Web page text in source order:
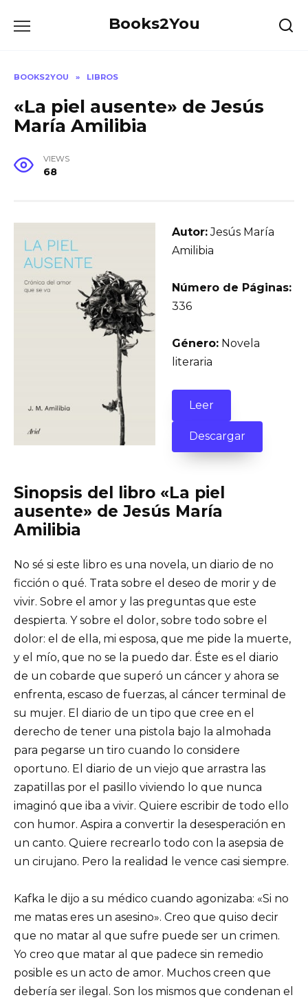
Books2You
BOOKS2YOU » LIBROS
«La piel ausente» de Jesús
María Amilibia
VIEWS
68
Autor:Jesús María
Amilibia
Número de Páginas:
336
Género: Novela
literaria
Leer
Descargar
Sinopsis del libro «La piel
ausente» de Jesús María
Amilibia
No sé si este libro es una novela, un diario de no
ficción o qué. Trata sobre el deseo de morir y de
vivir. Sobre el amor y las preguntas que este
despierta. Y sobre el dolor, sobre todo sobre el
dolor: el de ella, mi esposa, que me pide la muerte,
y el mío, que no se la puedo dar. Éste es el diario
de un cobarde que superó un cáncer y ahora se
enfrenta, escaso de fuerzas, al cáncer terminal de
su mujer. El diario de un tipo que cree en el
derecho de tener una pistola bajo la almohada
para pegarse un tiro cuando lo considere
oportuno. El diario de un viejo que arrastra las
zapatillas por el pasillo viviendo lo que nunca
imaginó que iba a vivir. Quiere escribir de todo ello
con humor. Aspira a convertir la desesperación en
un canto. Quiere recrearlo todo con la asepsia de
un cirujano. Pero la realidad le vence casi siempre.
Kafka le dijo a su médico cuando agonizaba: «Si no
me matas eres un asesino». Creo que quiso decir
que no matar al que sufre puede ser un crimen.
Yo creo que matar al que padece sin remedio
posible es un acto de amor. Muchos creen que
debería ser ilegal. Son los mismos que condenan el